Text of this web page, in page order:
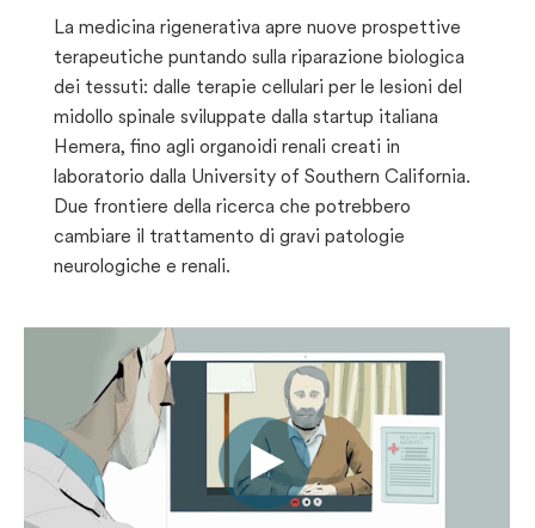
La medicina rigenerativa apre nuove prospettive
terapeutiche puntando sulla riparazione biologica
dei tessuti: dalle terapie cellulari per le lesioni del
midollo spinale sviluppate dalla startup italiana
Hemera, fino agli organoidi renali creati in
laboratorio dalla University of Southern California.
Due frontiere della ricerca che potrebbero
cambiare il trattamento di gravi patologie
neurologiche e renali.